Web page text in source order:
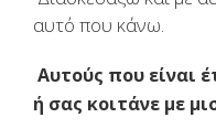
αυτό που κάνω.
Αυτούς που είναι
ή σας κοιτάνε με